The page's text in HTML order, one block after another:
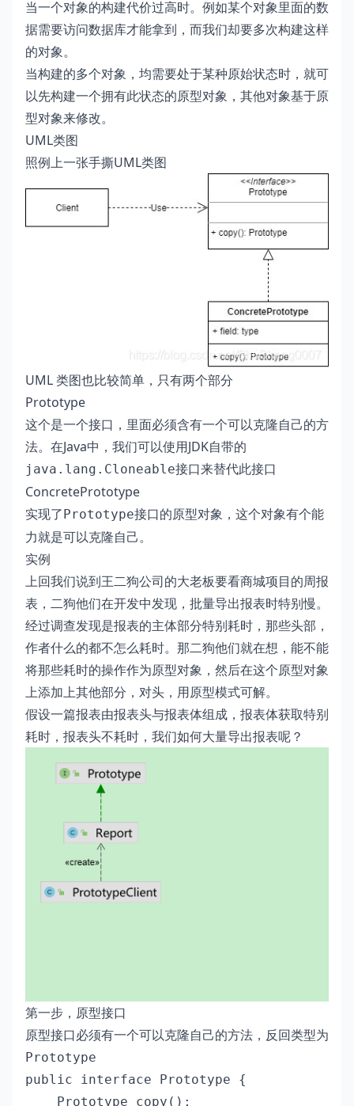
当一个对象的构建代价过高时。例如某个对象里面的数
据需要访问数据库才能拿到，而我们却要多次构建这样
的对象。
当构建的多个对象，均需要处于某种原始状态时，就可
以先构建一个拥有此状态的原型对象，其他对象基于原
型对象来修改。
UML类图
照例上一张手撕UML类图
UML 类图也比较简单，只有两个部分
Prototype
这个是一个接口，里面必须含有一个可以克隆自己的方
法。在Java中，我们可以使用JDK自带的
java.lang.Cloneable接口来替代此接口
ConcretePrototype
实现了Prototype接口的原型对象，这个对象有个能
力就是可以克隆自己。
实例
上回我们说到王二狗公司的大老板要看商城项目的周报
表，二狗他们在开发中发现，批量导出报表时特别慢。
经过调查发现是报表的主体部分特别耗时，那些头部，
作者什么的都不怎么耗时。那二狗他们就在想，能不能
将那些耗时的操作作为原型对象，然后在这个原型对象
上添加上其他部分，对头，用原型模式可解。
假设一篇报表由报表头与报表体组成，报表体获取特别
耗时，报表头不耗时，我们如何大量导出报表呢？
第一步，原型接口
原型接口必须有一个可以克隆自己的方法，反回类型为
Prototype
public interface Prototype {
    Prototype copy();